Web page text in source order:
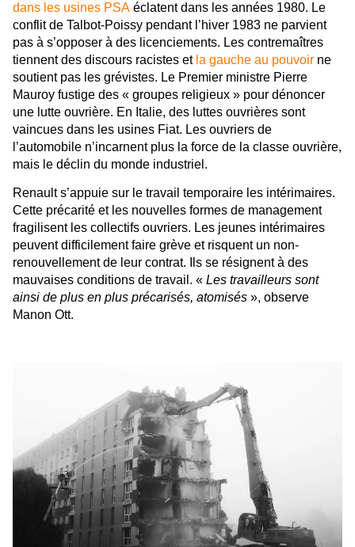
dans les usines PSA éclatent dans les années 1980. Le
conflit de Talbot-Poissy pendant l’hiver 1983 ne parvient
pas à s’opposer à des licenciements. Les contremaîtres
tiennent des discours racistes et la gauche au pouvoir ne
soutient pas les grévistes. Le Premier ministre Pierre
Mauroy fustige des « groupes religieux » pour dénoncer
une lutte ouvrière. En Italie, des luttes ouvrières sont
vaincues dans les usines Fiat. Les ouvriers de
l’automobile n’incarnent plus la force de la classe ouvrière,
mais le déclin du monde industriel.
Renault s’appuie sur le travail temporaire les intérimaires.
Cette précarité et les nouvelles formes de management
fragilisent les collectifs ouvriers. Les jeunes intérimaires
peuvent difficilement faire grève et risquent un non-
renouvellement de leur contrat. Ils se résignent à des
mauvaises conditions de travail. « Les travailleurs sont
ainsi de plus en plus précarisés, atomisés », observe
Manon Ott.